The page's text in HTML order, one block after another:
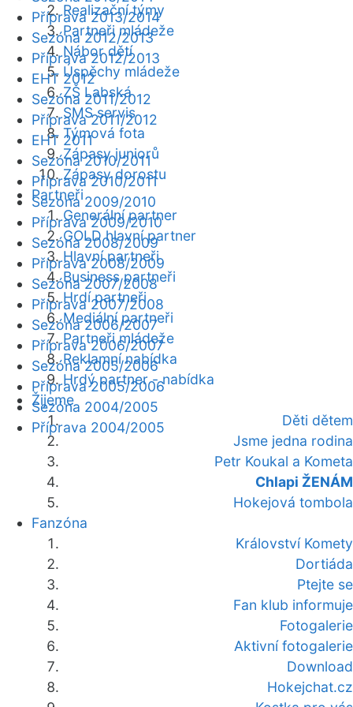
Realizační týmy
Partneři mládeže
Nábor dětí
Úspěchy mládeže
ZŠ Labská
SMS servis
Týmová fota
Zápasy juniorů
Zápasy dorostu
Partneři
Generální partner
GOLD hlavní partner
Hlavní partneři
Business partneři
Hrdí partneři
Mediální partneři
Partneři mládeže
Reklamní nabídka
Hrdý partner - nabídka
Žijeme
Děti dětem
Jsme jedna rodina
Petr Koukal a Kometa
Chlapi ŽENÁM
Hokejová tombola
Fanzóna
Království Komety
Dortiáda
Ptejte se
Fan klub informuje
Fotogalerie
Aktivní fotogalerie
Download
Hokejchat.cz
Příprava 2013/2014
Sezóna 2012/2013
Příprava 2012/2013
EHT 2012
Sezóna 2011/2012
Příprava 2011/2012
EHT 2011
Sezóna 2010/2011
Příprava 2010/2011
Sezóna 2009/2010
Příprava 2009/2010
Sezóna 2008/2009
Příprava 2008/2009
Sezóna 2007/2008
Příprava 2007/2008
Sezóna 2006/2007
Příprava 2006/2007
Sezóna 2005/2006
Příprava 2005/2006
Sezóna 2004/2005
Příprava 2004/2005